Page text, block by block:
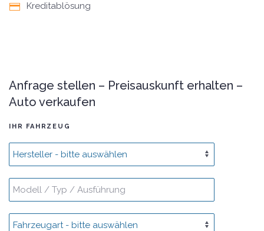
Kreditablösung
Anfrage stellen – Preisauskunft erhalten –
Auto verkaufen
IHR FAHRZEUG